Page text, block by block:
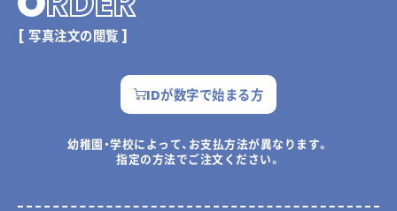
[ 写真注文の閲覧 ]
IDが数字で始まる方
幼稚園・学校によって、お支払方法が異なります。
指定の方法でご注文ください。